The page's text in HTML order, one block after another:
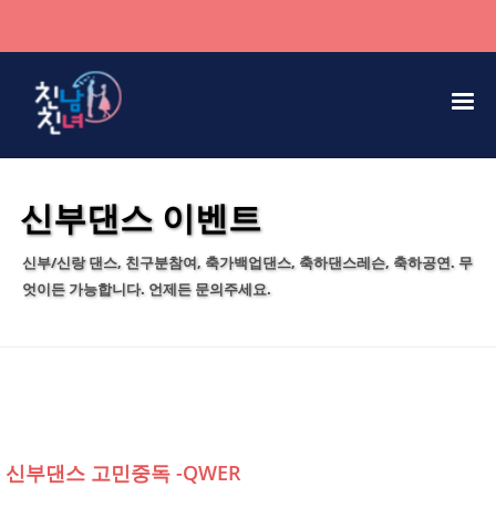
신부댄스 이벤트
신부/신랑 댄스, 친구분참여, 축가백업댄스, 축하댄스레슨, 축하공연. 무
엇이든 가능합니다. 언제든 문의주세요.
신부댄스 고민중독 -QWER